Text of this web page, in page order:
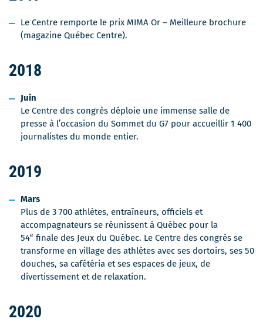
Le Centre remporte le prix MIMA Or – Meilleure brochure
(magazine Québec Centre).
2018
Juin
Le Centre des congrès déploie une immense salle de
presse à l’occasion du Sommet du G7 pour accueillir 1 400
journalistes du monde entier.
2019
Mars
Plus de 3 700 athlètes, entraîneurs, officiels et
accompagnateurs se réunissent à Québec pour la
54e finale des Jeux du Québec. Le Centre des congrès se
transforme en village des athlètes avec ses dortoirs, ses 50
douches, sa cafétéria et ses espaces de jeux, de
divertissement et de relaxation.
2020